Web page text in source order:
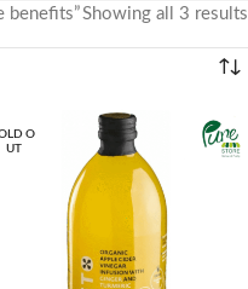
benefits”Showing all 3 results
O
UT